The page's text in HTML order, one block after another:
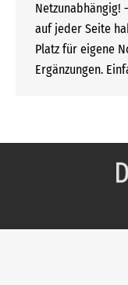
Netzunabhängig!
auf jeder Seite
Platz für eigene
Ergänzungen.